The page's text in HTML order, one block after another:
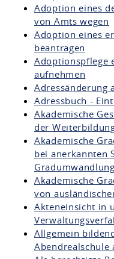
Adoption eines
von Amts wegen
Adoption eines
beantragen
Adoptionspflege
aufnehmen
Adressänderung
Adressbuch -
Akademische
der
Akademische
bei anerkannten
Akademische
von
Akteneinsicht in
Allgemein
Abendrealschule